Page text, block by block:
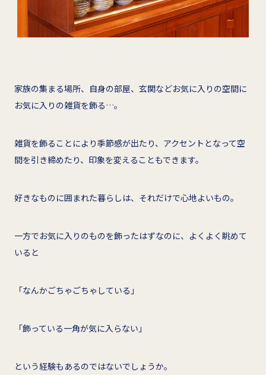
家族の集まる場所、自身の部屋、玄関などお気に入りの空間に
お気に入りの雑貨を飾る…。
雑貨を飾ることにより季節感が出たり、アクセントとなって空
間を引き締めたり、印象を変えることもできます。
好きなものに囲まれた暮らしは、それだけで心地よいもの。
一方でお気に入りのものを飾ったはずなのに、よくよく眺めて
いると
「なんかごちゃごちゃしている」
「飾っている一角が気に入らない」
という経験もあるのではないでしょうか。